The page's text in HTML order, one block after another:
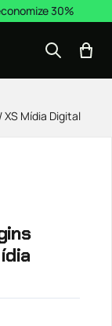
30%
XS Mídia Digital